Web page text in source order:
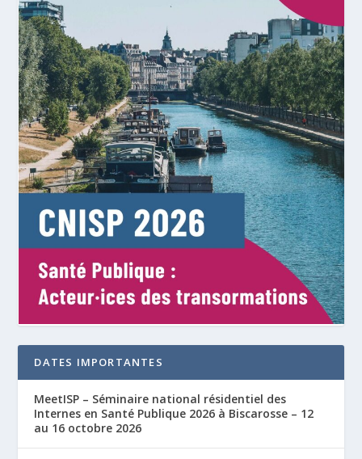
DATES IMPORTANTES
MeetISP – Séminaire national résidentiel des
Internes en Santé Publique 2026 à Biscarosse – 12
au 16 octobre 2026